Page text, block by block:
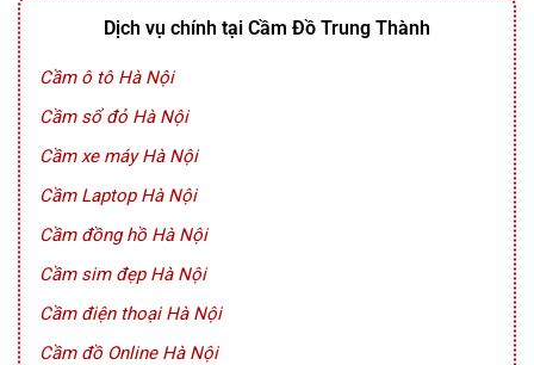
Dịch vụ chính tại Cầm Đồ Trung Thành
Cầm ô tô Hà Nội
Cầm sổ đỏ Hà Nội
Cầm xe máy Hà Nội
Cầm Laptop Hà Nội
Cầm đồng hồ Hà Nội
Cầm sim đẹp Hà Nội
Cầm điện thoại Hà Nội
Cầm đồ Online Hà Nội